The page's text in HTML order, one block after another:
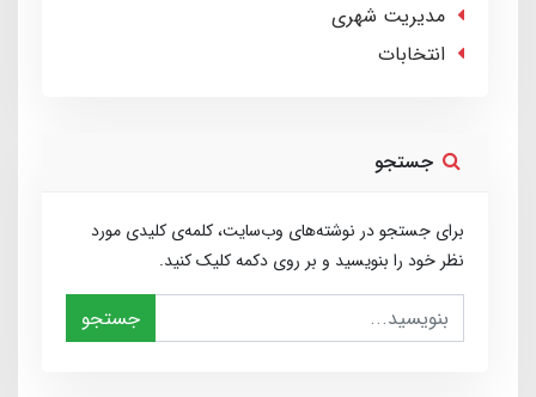
مدیریت شهری
انتخابات
جستجو
برای جستجو در نوشته‌های وب‌سایت، کلمه‌ی کلیدی مورد
نظر خود را بنویسید و بر روی دکمه کلیک کنید.
جستجو